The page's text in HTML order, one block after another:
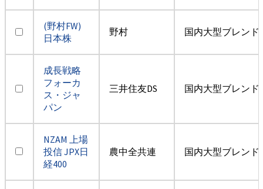
(野村FW)
日本株
野村 国内大型ブレンド
成長戦略
フォーカ
ス・ジャ
パン
三井住友DS 国内大型ブレンド
NZAM 上場
投信 JPX日
経400
農中全共連 国内大型ブレンド